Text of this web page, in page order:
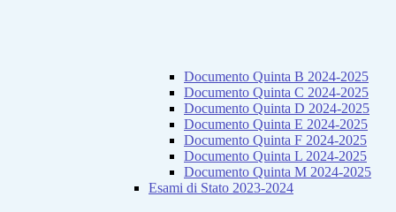
Documento Quinta B 2024-2025
Documento Quinta C 2024-2025
Documento Quinta D 2024-2025
Documento Quinta E 2024-2025
Documento Quinta F 2024-2025
Documento Quinta L 2024-2025
Documento Quinta M 2024-2025
Esami di Stato 2023-2024